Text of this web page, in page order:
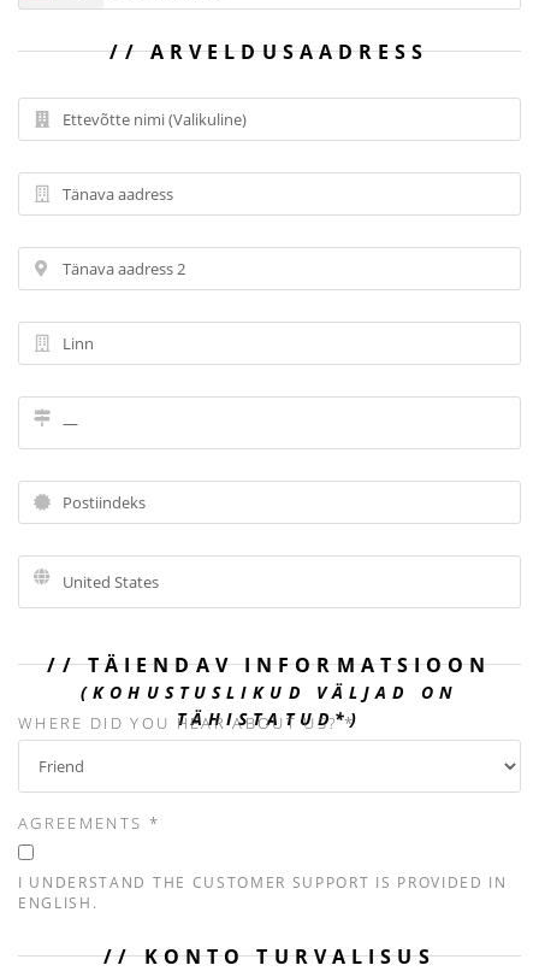
ARVELDUSAADRESS
TÄIENDAV INFORMATSIOON
(KOHUSTUSLIKUD VÄLJAD ON
TÄHISTATUD*)
WHERE DID YOU HEAR ABOUT US? *
AGREEMENTS *
I UNDERSTAND THE CUSTOMER SUPPORT IS PROVIDED IN
ENGLISH.
KONTO TURVALISUS